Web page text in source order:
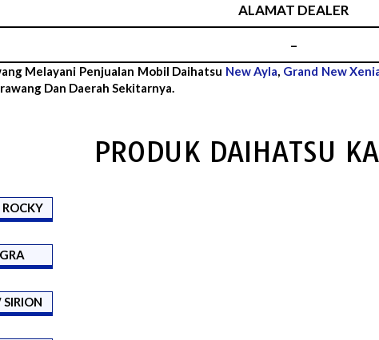
ALAMAT DEALER
–
Melayani Penjualan Mobil Daihatsu New Ayla, Grand New
Dan Daerah Sekitarnya.
PRODUK DAIHATSU
SIRION